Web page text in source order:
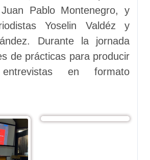
Pablo Montenegro, y
Yoselin Valdéz y
Durante la jornada
de prácticas para producir
en formato